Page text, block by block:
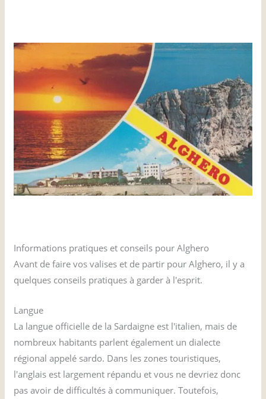
Informations pratiques et conseils pour Alghero
Avant de faire vos valises et de partir pour Alghero, il y a
quelques conseils pratiques à garder à l'esprit.
Langue
La langue officielle de la Sardaigne est l'italien, mais de
nombreux habitants parlent également un dialecte
régional appelé sardo. Dans les zones touristiques,
l'anglais est largement répandu et vous ne devriez donc
pas avoir de difficultés à communiquer. Toutefois,